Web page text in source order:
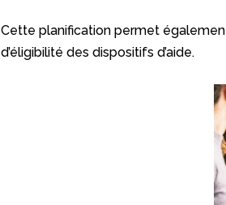
Cette planification permet
d’éligibilité des dispositifs d’aide.